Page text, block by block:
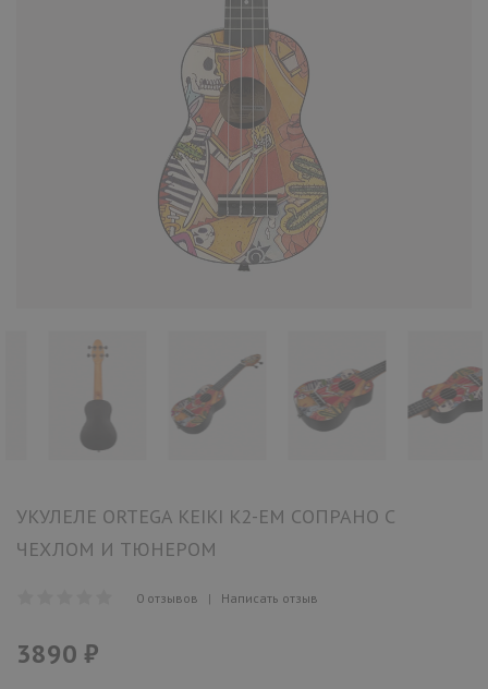
УКУЛЕЛЕ ORTEGA KEIKI K2-EM СОПРАНО С
ЧЕХЛОМ И ТЮНЕРОМ
0 отзывов | Написать отзыв
3890 ₽